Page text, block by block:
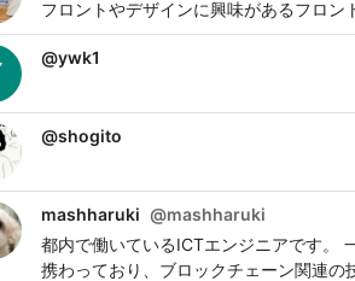
フロントやデザインに興味があるフロン
@ywk1
@shogito
mashharuki @mashharuki
都内で働いているICTエンジニアです。
携わっており、ブロックチェーン関連